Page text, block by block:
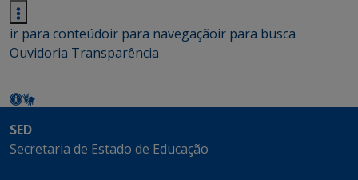
ir para conteúdoir para navegaçãoir para busca
Ouvidoria Transparência
SED
Secretaria de Estado de Educação